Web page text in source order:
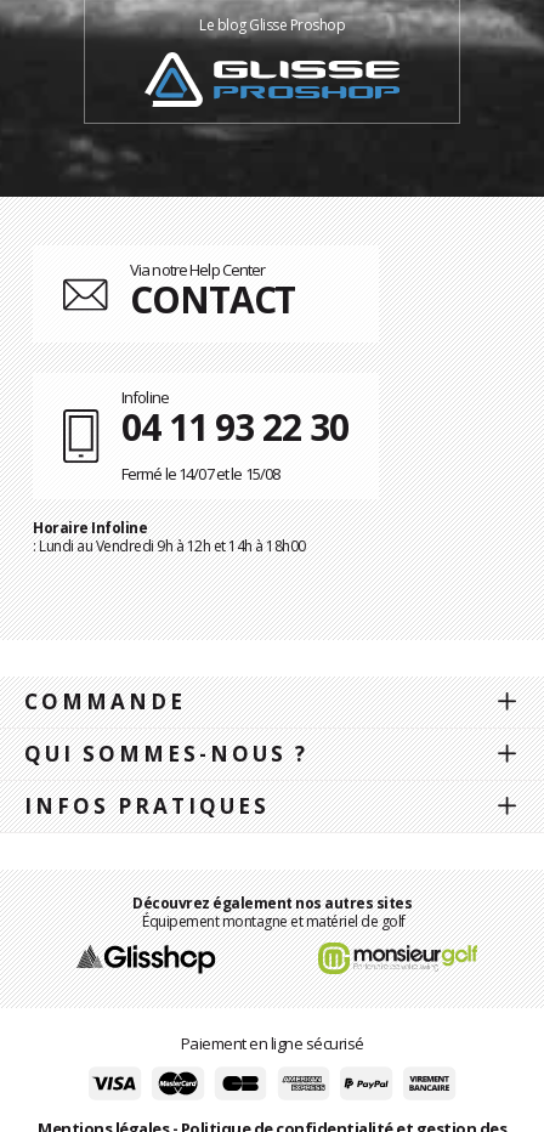
Le blog Glisse Proshop
Via notre Help Center
CONTACT
Infoline
04 11 93 22 30
Fermé le 14/07 et le 15/08
Horaire Infoline
: Lundi au Vendredi 9h à 12h et 14h à 18h00
COMMANDE
QUI SOMMES-NOUS ?
INFOS PRATIQUES
Découvrez également nos autres sites
Équipement montagne et matériel de golf
Paiement en ligne sécurisé